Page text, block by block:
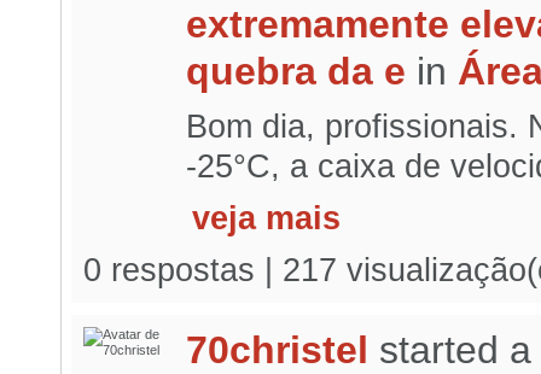
extremamente
quebra da e in
Bom dia, profissionais.
-25°C, a caixa de
veja mais
0 respostas | 217
70christel started